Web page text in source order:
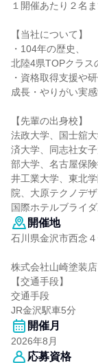
１開催あたり２名
【当社について】
・104年の歴史、
北陸4県TOPクラス
・資格取得支援や研
成長・やりがい実感
【先輩の出身校】
法政大学、国士舘
済大学、同志社女
部大学、名古屋保
井工業大学、東北
院、大原テクノデ
国際ホテルブライ
開催地
石川県金沢市西念
株式会社山崎塗装
【交通手段】
交通手段
JR金沢駅車5分
開催月
2026年8月
応募資格